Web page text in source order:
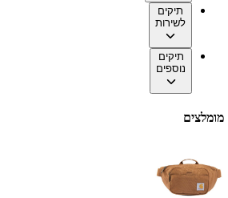
תיקים
לשירות
תיקים
נוספים
מומלצים